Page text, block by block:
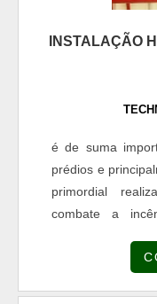
INSTALAÇÃO
é de suma
prédios e
primordial
combate a
mangueiras,